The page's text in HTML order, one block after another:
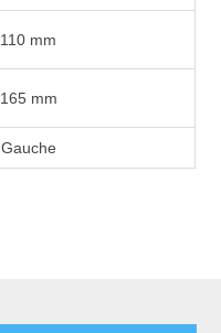
110 mm
165 mm
Gauche